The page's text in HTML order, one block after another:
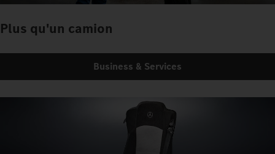
Plus qu'un camion
Business & Services